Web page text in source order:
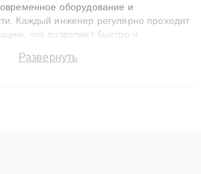
оборудование и
Каждый инженер регулярно проходит
что позволяет быстро и
до 3 лет. Наши мастера решают
Развернуть